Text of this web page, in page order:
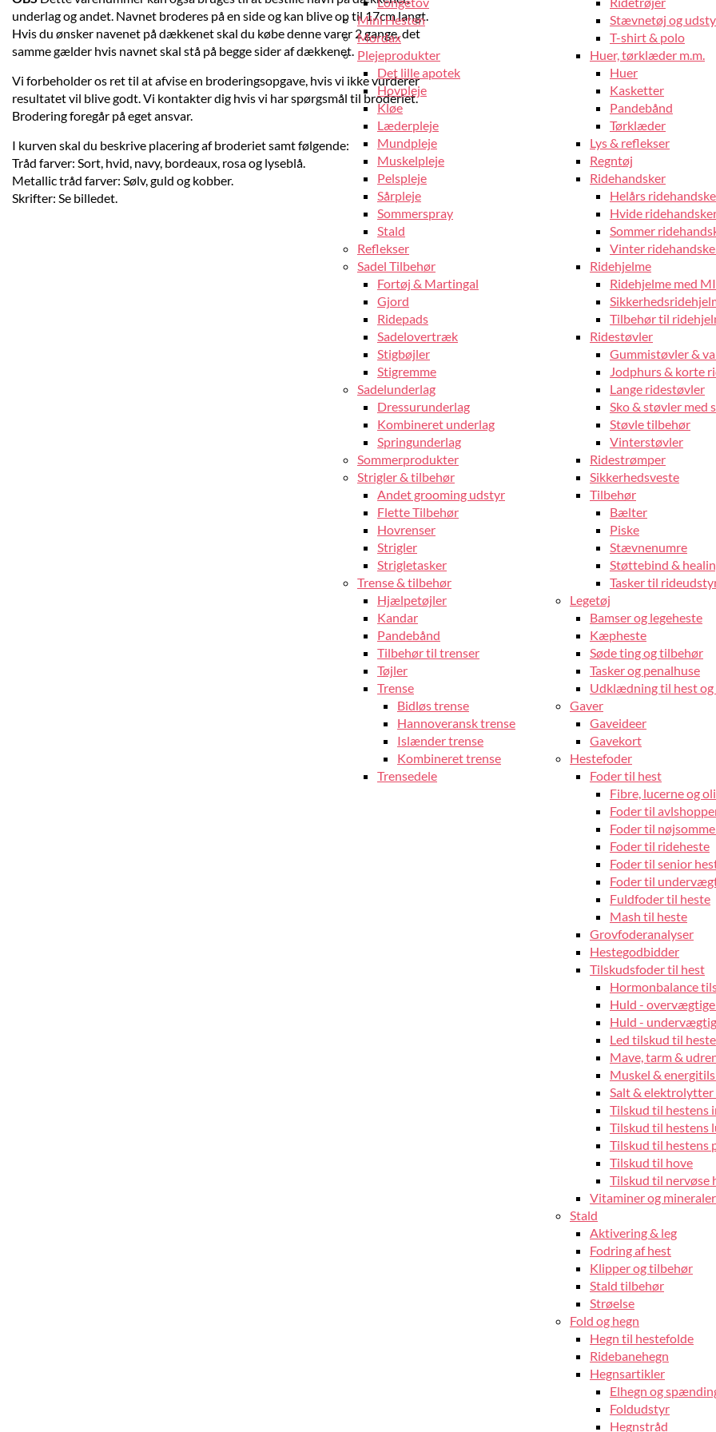
Mini Hesten
Mordax
Plejeprodukter
Det lille apotek
Hovpleje
Kløe
Læderpleje
Mundpleje
Muskelpleje
Pelspleje
Sårpleje
Sommerspray
Stald
Reflekser
Sadel Tilbehør
Fortøj & Martingal
Gjord
Ridepads
Sadelovertræk
Stigbøjler
Stigremme
Sadelunderlag
Dressurunderlag
Kombineret underlag
Springunderlag
Sommerprodukter
Strigler & tilbehør
Andet grooming udstyr
Flette Tilbehør
Hovrenser
Strigler
Strigletasker
Trense & tilbehør
Hjælpetøjler
Kandar
Pandebånd
Tilbehør til trenser
Tøjler
Trense
Bidløs trense
Hannoveransk trense
Islænder trense
Kombineret trense
Trensedele
Stævnetøj og
T-shirt & polo
Huer, tørklæder m.m.
Huer
Kasketter
Pandebånd
Tørklæder
Lys & reflekser
Regntøj
Ridehandsker
Helårs
Hvide
Sommer
Vinter
Ridehjelme
Ridehjelme med
Tilbehør til
Ridestøvler
Gummistøvler &
Jodphurs & korte
Lange ridestøvler
Sko & støvler med
Støvle tilbehør
Vinterstøvler
Ridestrømper
Sikkerhedsveste
Tilbehør
Bælter
Piske
Stævnenumre
Støttebind &
Tasker til
Legetøj
Bamser og legeheste
Kæpheste
Søde ting og tilbehør
Tasker og penalhuse
Udklædning til hest
Gaver
Gaveideer
Gavekort
Hestefoder
Foder til hest
Fibre, lucerne og
Foder til
Foder til
Foder til rideheste
Foder til senior
Foder til
Fuldfoder til heste
Mash til heste
Grovfoderanalyser
Hestegodbidder
Tilskudsfoder til hest
Hormonbalance
Huld -
Huld -
Led tilskud til heste
Mave, tarm &
Muskel &
Salt &
Tilskud til hestens
Tilskud til hestens
Tilskud til hestens
Tilskud til hove
Tilskud til nervøse
Vitaminer og
Stald
Aktivering & leg
Fodring af hest
Klipper og tilbehør
Stald tilbehør
Strøelse
Fold og hegn
Hegn til hestefolde
Ridebanehegn
Hegnsartikler
Elhegn og
Foldudstyr
Hegnstråd
underlag og andet. Navnet broderes på en side og kan blive op til 17cm langt.
Hvis du ønsker navenet på dækkenet skal du købe denne varer 2 gange, det
samme gælder hvis navnet skal stå på begge sider af dækkenet.
Vi forbeholder os ret til at afvise en broderingsopgave, hvis vi ikke vurderer
resultatet vil blive godt. Vi kontakter dig hvis vi har spørgsmål til broderiet.
Brodering foregår på eget ansvar.
I kurven skal du beskrive placering af broderiet samt følgende:
Tråd farver: Sort, hvid, navy, bordeaux, rosa og lyseblå.
Metallic tråd farver: Sølv, guld og kobber.
Skrifter: Se billedet.